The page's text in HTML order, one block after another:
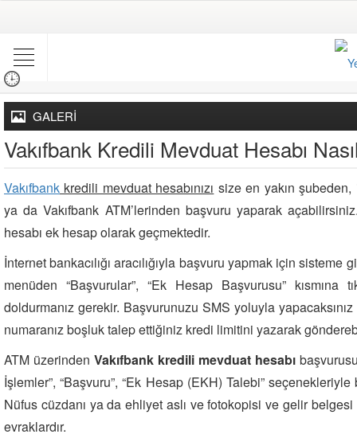
GALERİ
Vakıfbank Kredili Mevduat Hesabı
Vakıfbank kredili mevduat hesabınızı size en yakın şubeden,
ya da Vakıfbank ATM’lerinden başvuru yaparak
hesabı ek hesap olarak geçmektedir.
İnternet bankacılığı aracılığıyla başvuru yapmak için sisteme
menüden “Başvurular”, “Ek Hesap Başvurusu” kısmına
doldurmanız gerekir. Başvurunuzu SMS yoluyla
numaranız boşluk talep ettiğiniz kredi limitini yazarak
ATM üzerindenVakıfbank kredili mevduat hesabı
İşlemler”, “Başvuru”, “Ek Hesap (EKH) Talebi”
Nüfus cüzdanı ya da ehliyet aslı ve fotokopisi ve gelir
evraklardır.